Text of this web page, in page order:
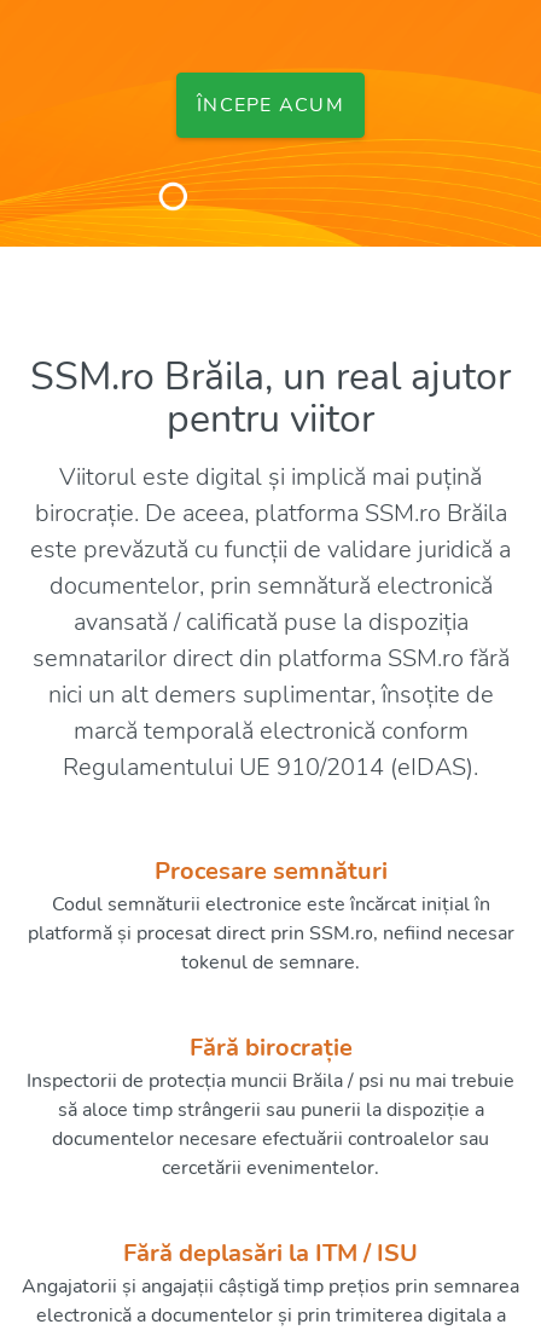
ÎNCEPE ACUM
SSM.ro Brăila, un real ajutor
pentru viitor
Viitorul este digital și implică mai puțină
birocrație. De aceea, platforma SSM.ro Brăila
este prevăzută cu funcții de validare juridică a
documentelor, prin semnătură electronică
avansată / calificată puse la dispoziția
semnatarilor direct din platforma SSM.ro fără
nici un alt demers suplimentar, însoțite de
marcă temporală electronică conform
Regulamentului UE 910/2014 (eIDAS).
Procesare semnături
Codul semnăturii electronice este încărcat inițial în
platformă și procesat direct prin SSM.ro, nefiind necesar
tokenul de semnare.
Fără birocrație
Inspectorii de protecția muncii Brăila / psi nu mai trebuie
să aloce timp strângerii sau punerii la dispoziție a
documentelor necesare efectuării controalelor sau
cercetării evenimentelor.
Fără deplasări la ITM / ISU
Angajatorii și angajații câștigă timp prețios prin semnarea
electronică a documentelor și prin trimiterea digitala a